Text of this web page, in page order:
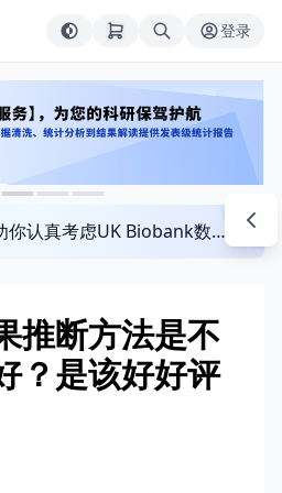
登录
2026年，我为什么劝你认真考虑UK Biobank数据库？来看看这个一对一指导发文班
推断方法是不
？是该好好评